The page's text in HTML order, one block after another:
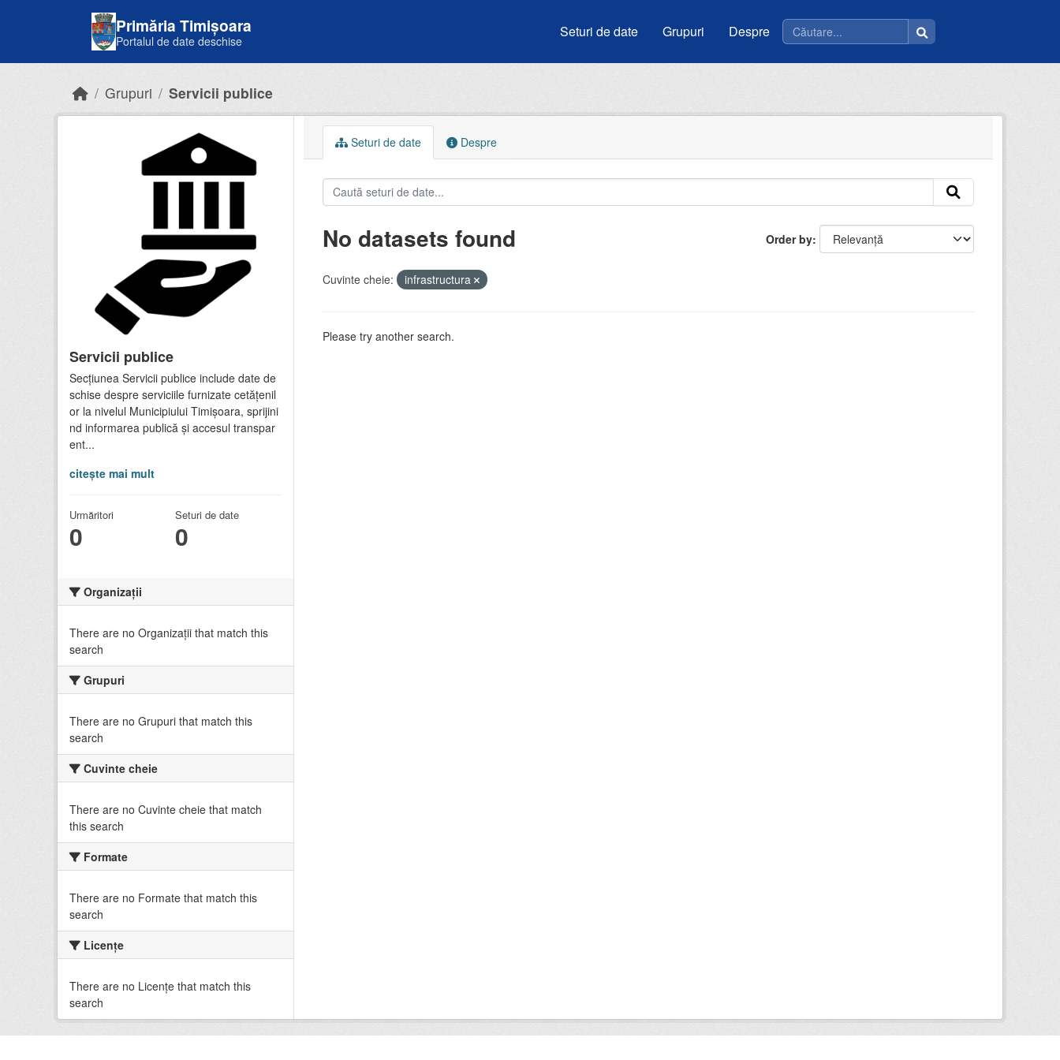
Primăria Timișoara
Portalul de date deschise
Seturi de date Grupuri Despre
Grupuri Servicii publice
Servicii publice
Secțiunea Servicii publice include date de
schise despre serviciile furnizate cetățenil
or la nivelul Municipiului Timișoara, sprijini
nd informarea publică și accesul transpar
ent...
citește mai mult
Urmăritori
0
Seturi de date
0
Organizații
There are no Organizații that match this
search
Grupuri
There are no Grupuri that match this
search
Cuvinte cheie
There are no Cuvinte cheie that match
this search
Formate
There are no Formate that match this
search
Licenţe
There are no Licenţe that match this
search
Seturi de date Despre
Order by
No datasets found
Cuvinte cheie: infrastructura
Please try another search.